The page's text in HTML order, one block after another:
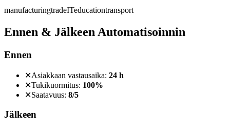
manufacturingtradeITeducationtransport
Ennen & Jälkeen Automatisoinnin
Ennen
✕Asiakkaan vastausaika: 24 h
✕Tukikuormitus: 100%
✕Saatavuus: 8/5
Jälkeen